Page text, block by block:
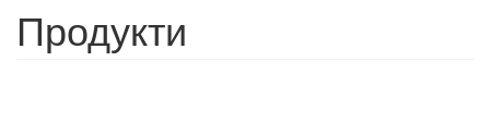
Продукти